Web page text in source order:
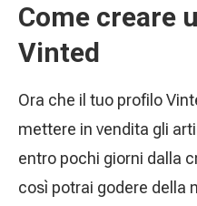
Come creare
Vinted
Ora che il tuo profilo
mettere in vendita gli
entro pochi giorni dalla
così potrai godere della